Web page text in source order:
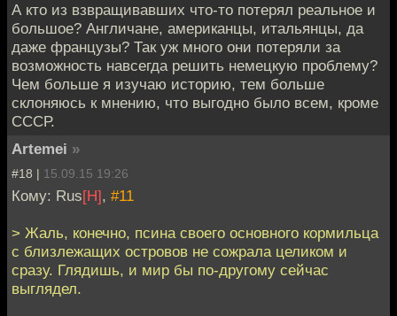
А кто из взвращивавших что-то потерял реальное и
большое? Англичане, американцы, итальянцы, да
даже французы? Так уж много они потеряли за
возможность навсегда решить немецкую проблему?
Чем больше я изучаю историю, тем больше
склоняюсь к мнению, что выгодно было всем, кроме
СССР.
Artemei »
#18 | 15.09.15 19:26
Кому: Rus[H], #11
> Жаль, конечно, псина своего основного кормильца
с близлежащих островов не сожрала целиком и
сразу. Глядишь, и мир бы по-другому сейчас
выглядел.